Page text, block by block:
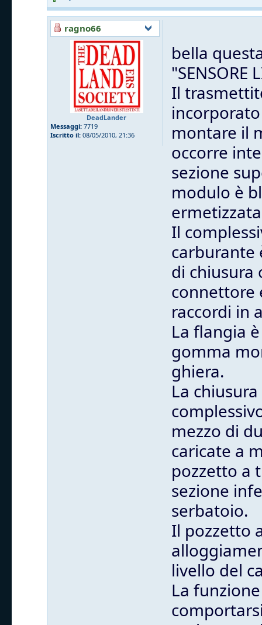
ragno66
DeadLander
Messaggi: 7719
Iscritto il: 08/05/2010, 21:36
bella
"SENSORE
Il
montare il
occorre
sezione
modulo è
Il
carburante
di chiusura
connettore
raccordi in
La flangia
gomma
ghiera.
La
mezzo di
caricate a
pozzetto a
sezione
serbatoio.
Il pozzetto
livello del
La